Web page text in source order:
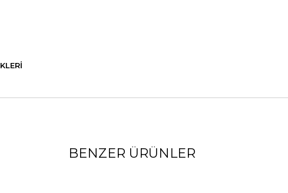
BENZER ÜRÜNLER